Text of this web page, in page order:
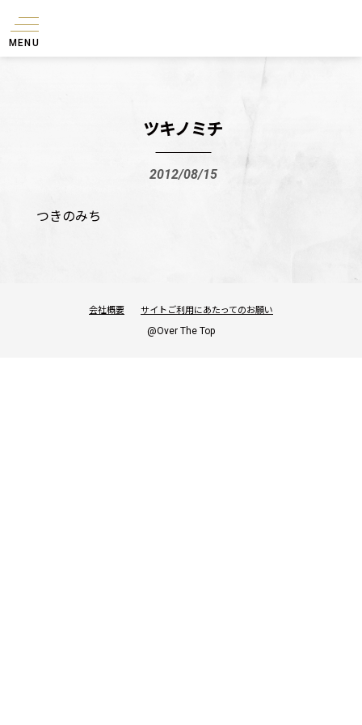
MENU
ツキノミチ
2012/08/15
つきのみち
会社概要 サイトご利用にあたってのお願い
@Over The Top